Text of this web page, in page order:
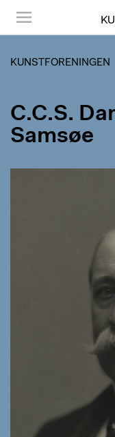
KUNSTFORENINGEN
C.C.S.
Samsøe